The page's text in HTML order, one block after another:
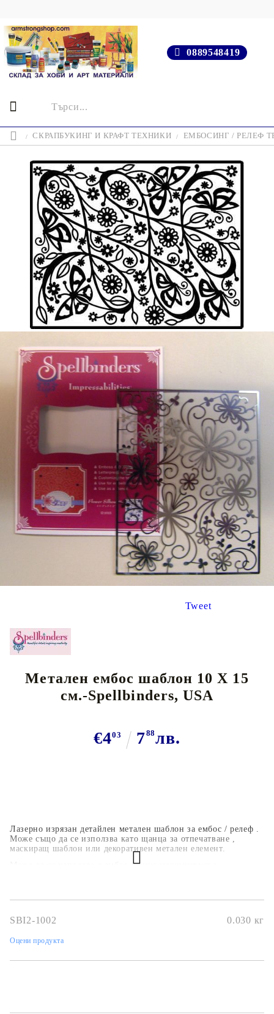
0889548419
СКРАПБУКИНГ И КРАФТ ТЕХНИКИ ЕМБОСИНГ / РЕЛЕФ
Tweet
Метален ембос шаблон 10 Х 15
см.-Spellbinders, USA
€403 788лв.
Лазерно изрязан детайлен метален шаблон за ембос / релеф .
Може също да се използва като щанца за отпечатване ,
маскиращ шаблон или декоративен метален елемент.
Може да се използва с ембос-щанца машините със
SBI2-1002 0.030 кг
Оцени продукта